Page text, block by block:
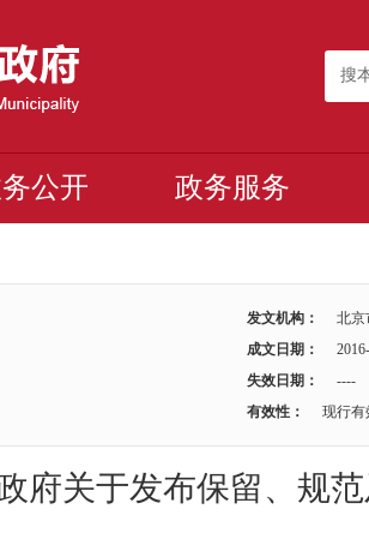
搜
公开 政务服务
发文机构：
北京
成文日期：
失效日期：
----
有效性： 现行有
府关于发布保留、规